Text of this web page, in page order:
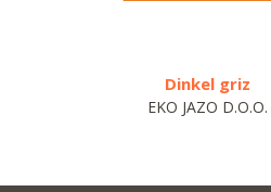
Dinkel griz
EKO JAZO D.O.O.